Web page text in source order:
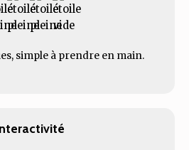
simple à prendre en main.